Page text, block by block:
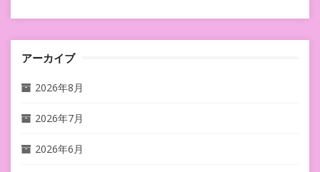
アーカイブ
2026年8月
2026年7月
2026年6月